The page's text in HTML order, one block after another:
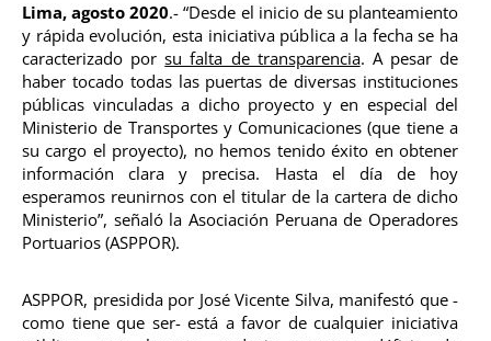
Lima, agosto 2020.- “Desde el inicio de su planteamiento
y rápida evolución, esta iniciativa pública a la fecha se ha
caracterizado porsu falta de transparencia. A pesar de
haber tocado todas las puertas de diversas instituciones
públicas vinculadas a dicho proyecto y en especial del
Ministerio de Transportes y Comunicaciones (que tiene a
su cargo el proyecto), no hemos tenido éxito en obtener
información clara y precisa. Hasta el día de hoy
esperamos reunirnos con el titular de la cartera de dicho
Ministerio”, señaló la Asociación Peruana de Operadores
Portuarios (ASPPOR).
ASPPOR, presidida por José Vicente Silva, manifestó que -
como tiene que ser- está a favor de cualquier iniciativa